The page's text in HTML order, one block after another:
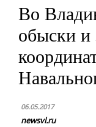
Во
обыски и
06.05.2017
newsvl.ru